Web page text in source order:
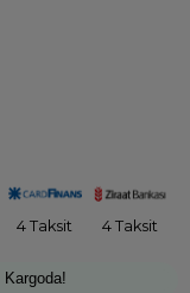
4 Taksit 4 Taksit
Kargoda!